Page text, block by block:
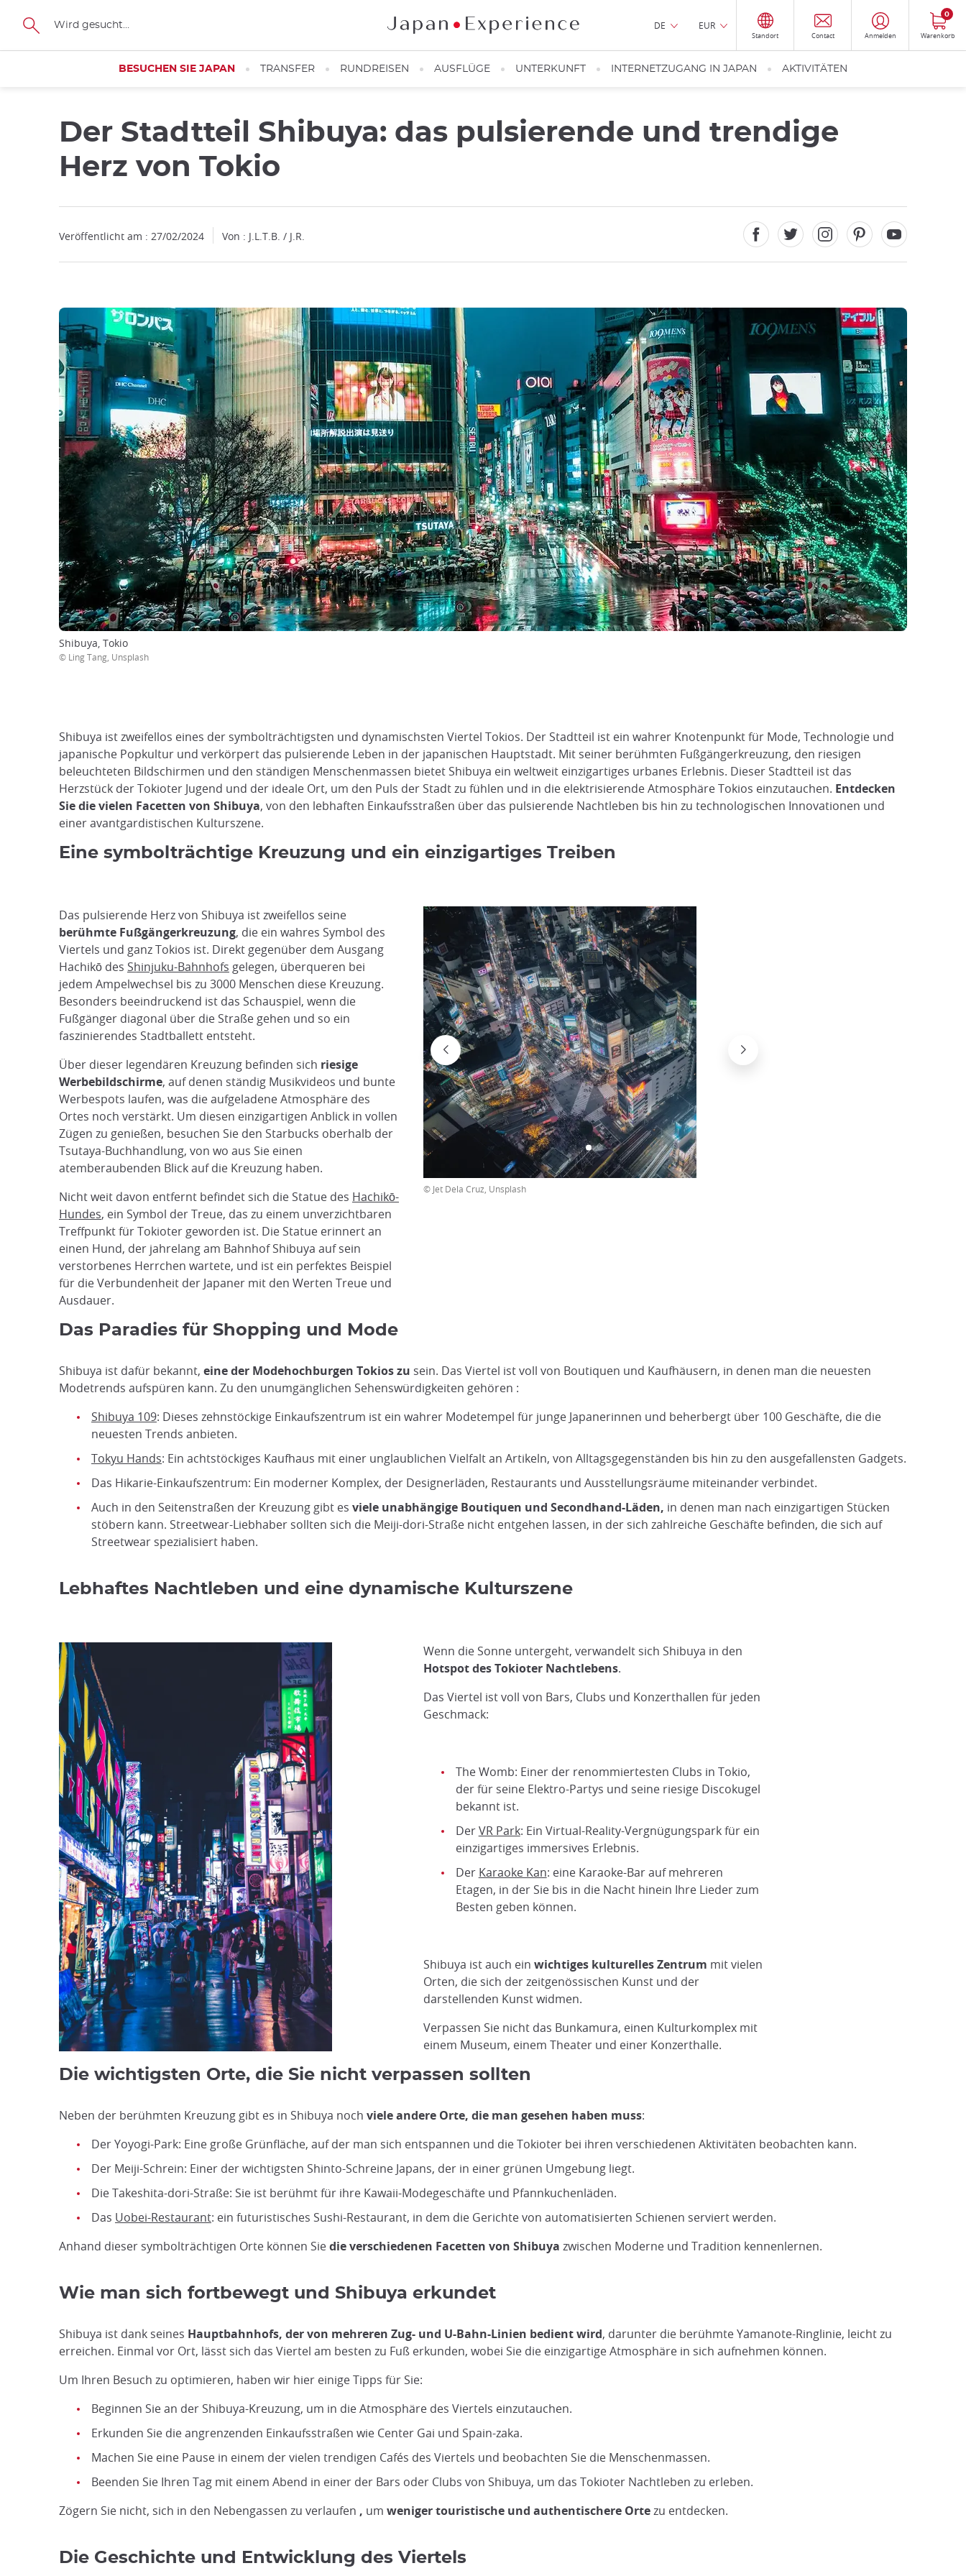
Größe
DE EUR
Standort Contact Anmelden Warenkorb
0
BESUCHEN SIE JAPAN TRANSFER RUNDREISEN AUSFLÜGE UNTERKUNFT INTERNETZUGANG IN JAPAN AKTIVITÄTEN
Der Stadtteil Shibuya: das pulsierende und trendige
Herz von Tokio
Veröffentlicht am : 27/02/2024 Von : J.L.T.B. / J.R.
Shibuya, Tokio
© Ling Tang, Unsplash
Shibuya ist zweifellos eines der symbolträchtigsten und dynamischsten Viertel Tokios. Der Stadtteil ist ein wahrer Knotenpunkt für Mode, Technologie und
japanische Popkultur und verkörpert das pulsierende Leben in der japanischen Hauptstadt. Mit seiner berühmten Fußgängerkreuzung, den riesigen
beleuchteten Bildschirmen und den ständigen Menschenmassen bietet Shibuya ein weltweit einzigartiges urbanes Erlebnis. Dieser Stadtteil ist das
Herzstück der Tokioter Jugend und der ideale Ort, um den Puls der Stadt zu fühlen und in die elektrisierende Atmosphäre Tokios einzutauchen. Entdecken
Sie die vielen Facetten von Shibuya, von den lebhaften Einkaufsstraßen über das pulsierende Nachtleben bis hin zu technologischen Innovationen und
einer avantgardistischen Kulturszene.
Eine symbolträchtige Kreuzung und ein einzigartiges Treiben
Das pulsierende Herz von Shibuya ist zweifellos seine
berühmte Fußgängerkreuzung, die ein wahres Symbol des
Viertels und ganz Tokios ist. Direkt gegenüber dem Ausgang
Hachikō des Shinjuku-Bahnhofs gelegen, überqueren bei
jedem Ampelwechsel bis zu 3000 Menschen diese Kreuzung.
Besonders beeindruckend ist das Schauspiel, wenn die
Fußgänger diagonal über die Straße gehen und so ein
faszinierendes Stadtballett entsteht.
Über dieser legendären Kreuzung befinden sich riesige
Werbebildschirme, auf denen ständig Musikvideos und bunte
Werbespots laufen, was die aufgeladene Atmosphäre des
Ortes noch verstärkt. Um diesen einzigartigen Anblick in vollen
Zügen zu genießen, besuchen Sie den Starbucks oberhalb der
Tsutaya-Buchhandlung, von wo aus Sie einen
atemberaubenden Blick auf die Kreuzung haben.
Nicht weit davon entfernt befindet sich die Statue des Hachikō-
Hundes, ein Symbol der Treue, das zu einem unverzichtbaren
Treffpunkt für Tokioter geworden ist. Die Statue erinnert an
einen Hund, der jahrelang am Bahnhof Shibuya auf sein
verstorbenes Herrchen wartete, und ist ein perfektes Beispiel
für die Verbundenheit der Japaner mit den Werten Treue und
Ausdauer.
© Jet Dela Cruz, Unsplash
Das Paradies für Shopping und Mode
Shibuya ist dafür bekannt, eine der Modehochburgen Tokios zu sein. Das Viertel ist voll von Boutiquen und Kaufhäusern, in denen man die neuesten
Modetrends aufspüren kann. Zu den unumgänglichen Sehenswürdigkeiten gehören :
Shibuya 109: Dieses zehnstöckige Einkaufszentrum ist ein wahrer Modetempel für junge Japanerinnen und beherbergt über 100 Geschäfte, die die
neuesten Trends anbieten.
Tokyu Hands: Ein achtstöckiges Kaufhaus mit einer unglaublichen Vielfalt an Artikeln, von Alltagsgegenständen bis hin zu den ausgefallensten Gadgets.
Das Hikarie-Einkaufszentrum: Ein moderner Komplex, der Designerläden, Restaurants und Ausstellungsräume miteinander verbindet.
Auch in den Seitenstraßen der Kreuzung gibt es viele unabhängige Boutiquen und Secondhand-Läden, in denen man nach einzigartigen Stücken
stöbern kann. Streetwear-Liebhaber sollten sich die Meiji-dori-Straße nicht entgehen lassen, in der sich zahlreiche Geschäfte befinden, die sich auf
Streetwear spezialisiert haben.
Lebhaftes Nachtleben und eine dynamische Kulturszene
Wenn die Sonne untergeht, verwandelt sich Shibuya in den
Hotspot des Tokioter Nachtlebens.
Das Viertel ist voll von Bars, Clubs und Konzerthallen für jeden
Geschmack:
The Womb: Einer der renommiertesten Clubs in Tokio,
der für seine Elektro-Partys und seine riesige Discokugel
bekannt ist.
DerVR Park: Ein Virtual-Reality-Vergnügungspark für ein
einzigartiges immersives Erlebnis.
Der Karaoke Kan: eine Karaoke-Bar auf mehreren
Etagen, in der Sie bis in die Nacht hinein Ihre Lieder zum
Besten geben können.
Shibuya ist auch ein wichtiges kulturelles Zentrum mit vielen
Orten, die sich der zeitgenössischen Kunst und der
darstellenden Kunst widmen.
Verpassen Sie nicht das Bunkamura, einen Kulturkomplex mit
einem Museum, einem Theater und einer Konzerthalle.
Die wichtigsten Orte, die Sie nicht verpassen sollten
Neben der berühmten Kreuzung gibt es in Shibuya noch viele andere Orte, die man gesehen haben muss:
Der Yoyogi-Park: Eine große Grünfläche, auf der man sich entspannen und die Tokioter bei ihren verschiedenen Aktivitäten beobachten kann.
Der Meiji-Schrein: Einer der wichtigsten Shinto-Schreine Japans, der in einer grünen Umgebung liegt.
Die Takeshita-dori-Straße: Sie ist berühmt für ihre Kawaii-Modegeschäfte und Pfannkuchenläden.
Das Uobei-Restaurant: ein futuristisches Sushi-Restaurant, in dem die Gerichte von automatisierten Schienen serviert werden.
Anhand dieser symbolträchtigen Orte können Siedie verschiedenen Facetten von Shibuya zwischen Moderne und Tradition kennenlernen.
Wie man sich fortbewegt und Shibuya erkundet
Shibuya ist dank seines Hauptbahnhofs, der von mehreren Zug- und U-Bahn-Linien bedient wird, darunter die berühmte Yamanote-Ringlinie, leicht zu
erreichen. Einmal vor Ort, lässt sich das Viertel am besten zu Fuß erkunden, wobei Sie die einzigartige Atmosphäre in sich aufnehmen können.
Um Ihren Besuch zu optimieren, haben wir hier einige Tipps für Sie:
Beginnen Sie an der Shibuya-Kreuzung, um in die Atmosphäre des Viertels einzutauchen.
Erkunden Sie die angrenzenden Einkaufsstraßen wie Center Gai und Spain-zaka.
Machen Sie eine Pause in einem der vielen trendigen Cafés des Viertels und beobachten Sie die Menschenmassen.
Beenden Sie Ihren Tag mit einem Abend in einer der Bars oder Clubs von Shibuya, um das Tokioter Nachtleben zu erleben.
Zögern Sie nicht, sich in den Nebengassen zu verlaufen , um weniger touristische und authentischere Ortezu entdecken.
Die Geschichte und Entwicklung des Viertels